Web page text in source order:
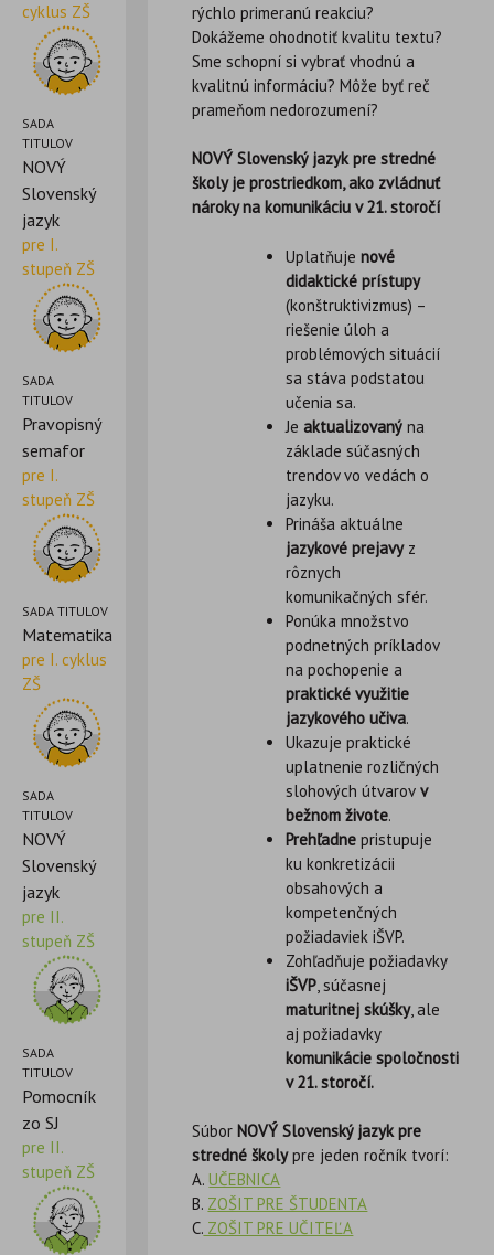
cyklus ZŠ
SADA
TITULOV
NOVÝ
Slovenský
jazyk
pre I.
stupeň ZŠ
SADA
TITULOV
Pravopisný
semafor
pre I.
stupeň ZŠ
SADA TITULOV
Matematika
pre I. cyklus
ZŠ
SADA
TITULOV
NOVÝ
Slovenský
jazyk
pre II.
stupeň ZŠ
SADA
TITULOV
Pomocník
zo SJ
pre II.
stupeň ZŠ
rýchlo primeranú reakciu?
Dokážeme ohodnotiť kvalitu textu?
Sme schopní si vybrať vhodnú a
kvalitnú informáciu? Môže byť reč
prameňom nedorozumení?
NOVÝ Slovenský jazyk pre stredné
školy je prostriedkom, ako zvládnuť
nároky na komunikáciu v 21. storočí
Uplatňuje nové
didaktické prístupy
(konštruktivizmus) –
riešenie úloh a
problémových situácií
sa stáva podstatou
učenia sa.
Jeaktualizovaný na
základe súčasných
trendov vo vedách o
jazyku.
Prináša aktuálne
jazykové prejavyz
rôznych
komunikačných sfér.
Ponúka množstvo
podnetných príkladov
na pochopenie a
praktické využitie
jazykového učiva.
Ukazuje praktické
uplatnenie rozličných
slohových útvarov v
bežnom živote.
Prehľadne pristupuje
ku konkretizácii
obsahových a
kompetenčných
požiadaviek iŠVP.
Zohľadňuje požiadavky
iŠVP, súčasnej
maturitnej skúšky, ale
aj požiadavky
komunikáciespoločnosti
v 21. storočí.
Súbor NOVÝ Slovenský jazyk pre
stredné školypre jeden ročník tvorí:
A.UČEBNICA
B. ZOŠIT PRE ŠTUDENTA
C. ZOŠIT PRE UČITEĽA